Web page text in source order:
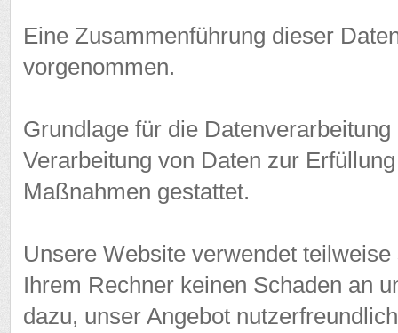
Eine Zusammenführung dieser
vorgenommen.
Grundlage für die
Verarbeitung von Daten zur
Maßnahmen gestattet.
Unsere Website verwendet
Ihrem Rechner keinen Schaden an
dazu, unser Angebot